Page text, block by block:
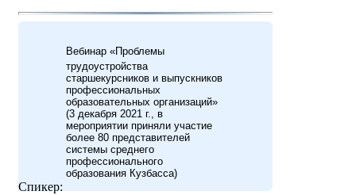
Вебинар «Проблемы
трудоустройства
старшекурсников и выпускников
профессиональных
образовательных организаций»
(3 декабря 2021 г., в
мероприятии приняли участие
более 80 представителей
системы среднего
профессионального
образования Кузбасса)
Спикер: